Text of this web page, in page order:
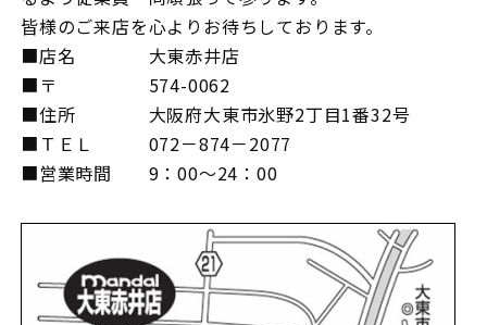
皆様のご来店を心よりお待ちしております。
■店名 大東赤井店
■〒 574-0062
■住所 大阪府大東市氷野2丁目1番32号
■ＴＥＬ 072－874－2077
■営業時間 9：00～24：00